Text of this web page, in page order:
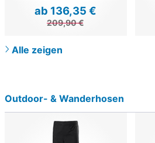
ab 136,35 €
209,90 €
Alle zeigen
Outdoor- & Wanderhosen